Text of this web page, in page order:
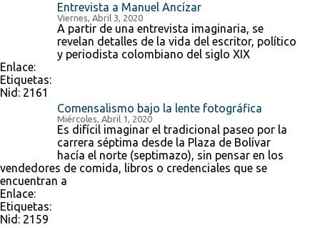
Entrevista a Manuel Ancízar
Viernes, Abril 3, 2020
A partir de una entrevista imaginaria, se
revelan detalles de la vida del escritor, político
y periodista colombiano del siglo XIX
Enlace:
Etiquetas:
Nid: 2161
Comensalismo bajo la lente fotográfica
Miércoles, Abril 1, 2020
Es difícil imaginar el tradicional paseo por la
carrera séptima desde la Plaza de Bolívar
hacía el norte (septimazo), sin pensar en los
vendedores de comida, libros o credenciales que se
encuentran a
Enlace:
Etiquetas:
Nid: 2159